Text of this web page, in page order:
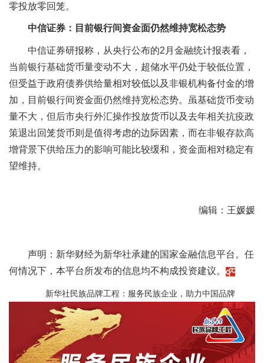
零投放零回笼。
中信证券：目前银行间资金面仍然维持宽松态势
中信证券研报称，从央行公布的2月金融统计报表看，
当前银行基础货币量变动不大，超储水平仍处于较低位置，
但受益于政府债券供给量相对较低以及非银机构备付金的增
加，目前银行间资金面仍然维持宽松态势。虽基础货币变动
量不大，但后市央行外汇操作投放货币以及去年相关抗疫政
策退出回笼货币则是值得考虑的边际因素，而在非银存款高
增背景下供给压力的影响可能比较缓和，资金面相对稳定有
望维持。
编辑：王媛媛
声明：新华财经为新华社承建的国家金融信息平台。任
何情况下，本平台所发布的信息均不构成投资建议。
新华社民族品牌工程：服务民族企业，助力中国品牌